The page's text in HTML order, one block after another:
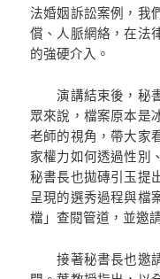
法婚姻訴訟案例，我
償、人脈網絡，在法
的強硬介入。
演講結束後，秘書
眾來說，檔案原本是
老師的視角，帶大家
家權力如何透過性別
秘書長也拋磚引玉提
呈現的選秀過程與檔
檔」查閱管道，並邀
接著秘書長也邀請